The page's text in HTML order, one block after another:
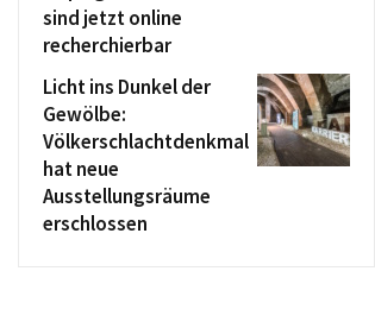
sind jetzt online
recherchierbar
Licht ins Dunkel der
Gewölbe:
Völkerschlachtdenkmal
hat neue
Ausstellungsräume
erschlossen